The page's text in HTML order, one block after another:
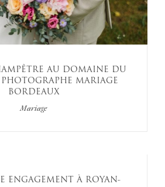
AU DOMAINE DU
PHOTOGRAPHE MARIAGE
BORDEAUX
Mariage
ENGAGEMENT À ROYAN-